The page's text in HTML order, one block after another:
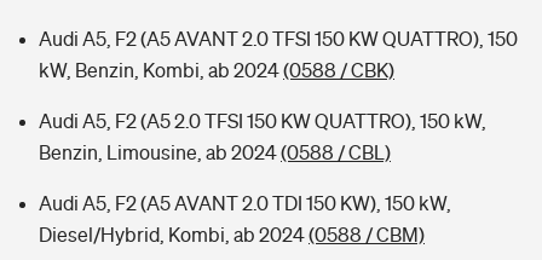
Audi A5, F2 (A5 AVANT 2.0 TFSI 150 KW QUATTRO), 150
kW, Benzin, Kombi, ab 2024(0588 / CBK)
Audi A5, F2 (A5 2.0 TFSI 150 KW QUATTRO), 150 kW,
Benzin, Limousine, ab 2024(0588 / CBL)
Audi A5, F2 (A5 AVANT 2.0 TDI 150 KW), 150 kW,
Diesel/Hybrid, Kombi, ab 2024(0588 / CBM)